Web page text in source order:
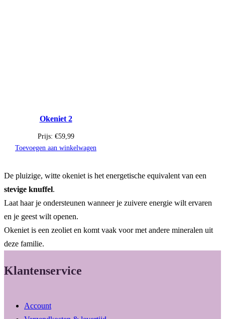
Okeniet 2
Prijs: €59,99
Toevoegen aan winkelwagen
De pluizige, witte okeniet is het energetische equivalent van een
stevige knuffel.
Laat haar je ondersteunen wanneer je zuivere energie wilt ervaren
en je geest wilt openen.
Okeniet is een zeoliet en komt vaak voor met andere mineralen uit
deze familie.
Klantenservice
Account